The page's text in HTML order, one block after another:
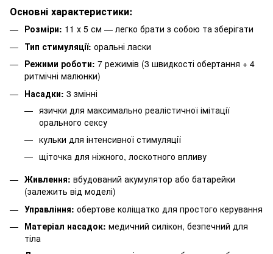
Основні характеристики:
Розміри: 11 х 5 см — легко брати з собою та зберігати
Тип стимуляції: оральні ласки
Режими роботи: 7 режимів (3 швидкості обертання + 4
ритмічні малюнки)
Насадки: 3 змінні
язички для максимально реалістичної імітації
орального сексу
кульки для інтенсивної стимуляції
щіточка для ніжного, лоскотного впливу
Живлення: вбудований акумулятор або батарейки
(залежить від моделі)
Управління: обертове коліщатко для простого керування
Матеріал насадок: медичний силікон, безпечний для
тіла